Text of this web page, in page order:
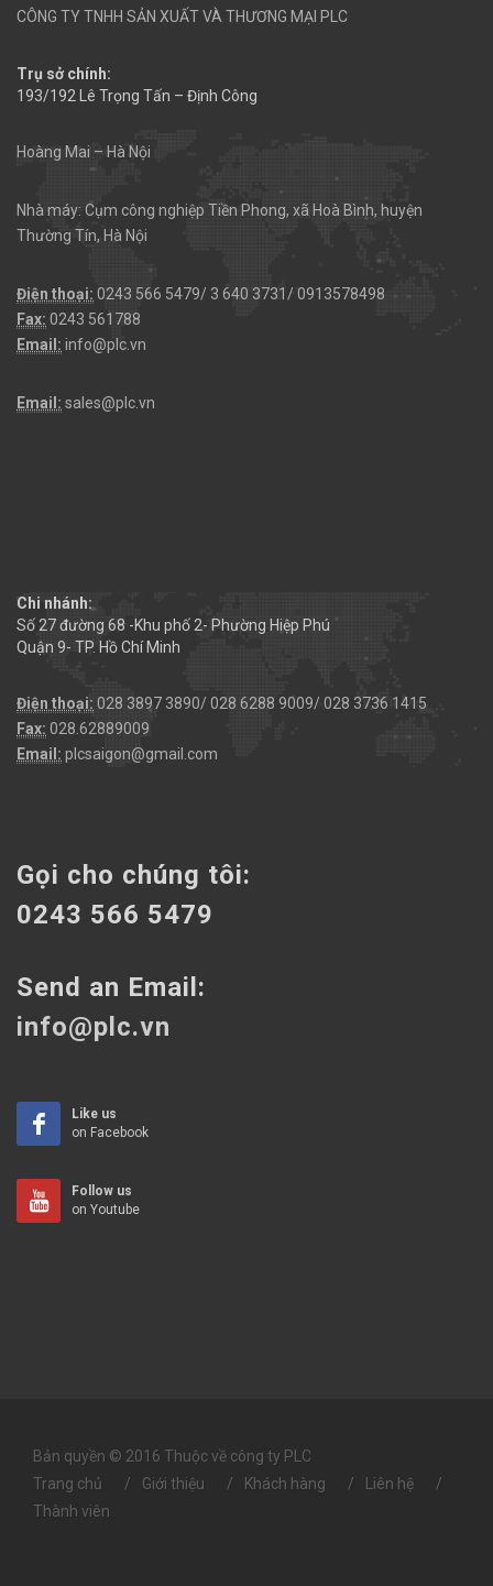
CÔNG TY TNHH SẢN XUẤT VÀ THƯƠNG MẠI PLC
Trụ sở chính:
193/192 Lê Trọng Tấn – Định Công
Hoàng Mai – Hà Nội
Nhà máy: Cụm công nghiệp Tiền Phong, xã Hoà Bình, huyện
Thường Tín, Hà Nội
Điện thoại: 0243 566 5479/ 3 640 3731/ 0913578498
Fax: 0243 561788
Email: info@plc.vn
Email: sales@plc.vn
Chi nhánh:
Số 27 đường 68 -Khu phố 2- Phường Hiệp Phú
Quận 9- TP. Hồ Chí Minh
Điện thoại: 028 3897 3890/ 028 6288 9009/ 028 3736 1415
Fax: 028.62889009
Email: plcsaigon@gmail.com
Gọi cho chúng tôi:
0243 566 5479
Send an Email:
info@plc.vn
Like us
on Facebook
Follow us
on Youtube
Bản quyền © 2016 Thuộc về công ty PLC
Trang chủ
Giới thiệu Khách hàng
Liên hệ
Thành viên